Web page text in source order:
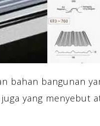
bahan bangunan
yang menyebut